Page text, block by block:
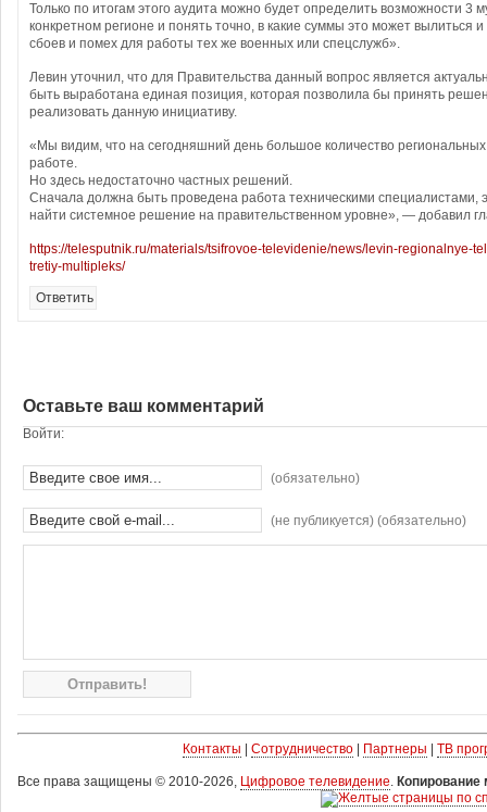
Только по итогам этого аудита можно будет определить возможности 3
конкретном регионе и понять точно, в какие суммы это может вылиться
сбоев и помех для работы тех же военных или спецслужб».
Левин уточнил, что для Правительства данный вопрос является
быть выработана единая позиция, которая позволила бы принять
реализовать данную инициативу.
«Мы видим, что на сегодняшний день большое количество региональных
работе.
Но здесь недостаточно частных решений.
Сначала должна быть проведена работа техническими специалистами,
найти системное решение на правительственном уровне», — добавил
https://telesputnik.ru/materials/tsifrovoe-televidenie/news/levin-regionalnye-
tretiy-multipleks/
Ответить
Оставьте ваш комментарий
Войти:
(обязательно)
(не публикуется) (обязательно)
Контакты Сотрудничество| Партнеры ТВ
Все права защищены © 2010-2026, Цифровое телевидение. Копирование